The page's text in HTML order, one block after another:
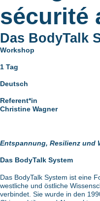
sécurité
Das BodyTalk
Workshop
1 Tag
Deutsch
Referent*in
Christine Wagner
Entspannung, Resilienz und
Das BodyTalk System
Das BodyTalk System ist eine
westliche und östliche
verbindet. Sie wurde in den